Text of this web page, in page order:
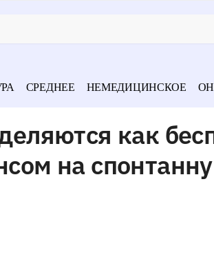
СРЕДНЕЕ НЕМЕДИЦИНСКОЕ
как
на